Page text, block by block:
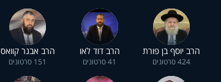
הרב יוסף בן פורת
424 סרטונים
הרב דוד לאו
41 סרטונים
הרב אבנר קוואס
151 סרטונים